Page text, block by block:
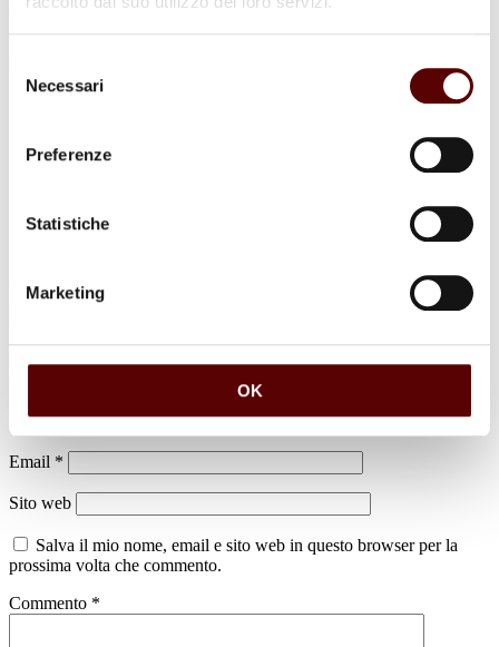
delNecessari
Preferenze
Statistiche
Marketing
OK
Il tuo indirizzo email non sarà pubblicato. I campi obbligatori sono
Nome*
Email *
Sito web
Salva il mio nome, email e sito web in questo browser per la
prossima volta che commento.
Commento *